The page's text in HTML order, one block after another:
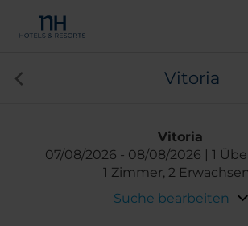
Vitoria
Vitoria
07/08/2026
08/08/2026
1
1 Zimmer, 2
Suche bearbeiten